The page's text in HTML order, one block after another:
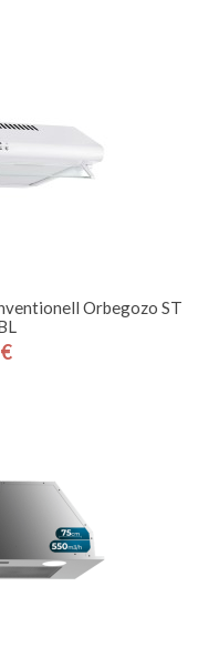
Orbegozo ST